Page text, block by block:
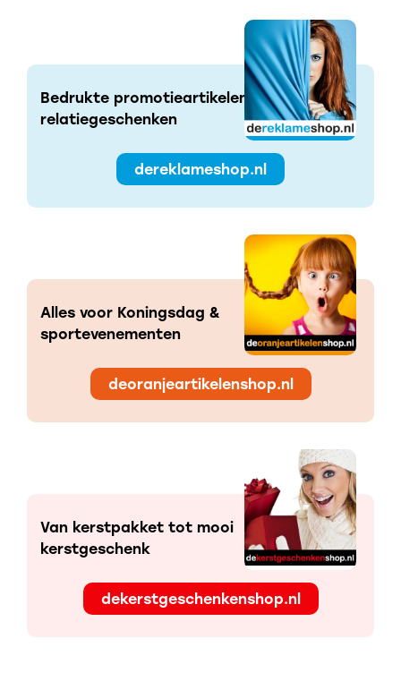
Bedrukte promotieartikelen &
relatiegeschenken
dereklameshop.nl
Alles voor Koningsdag &
sportevenementen
deoranjeartikelenshop.nl
Van kerstpakket tot mooi
kerstgeschenk
dekerstgeschenkenshop.nl